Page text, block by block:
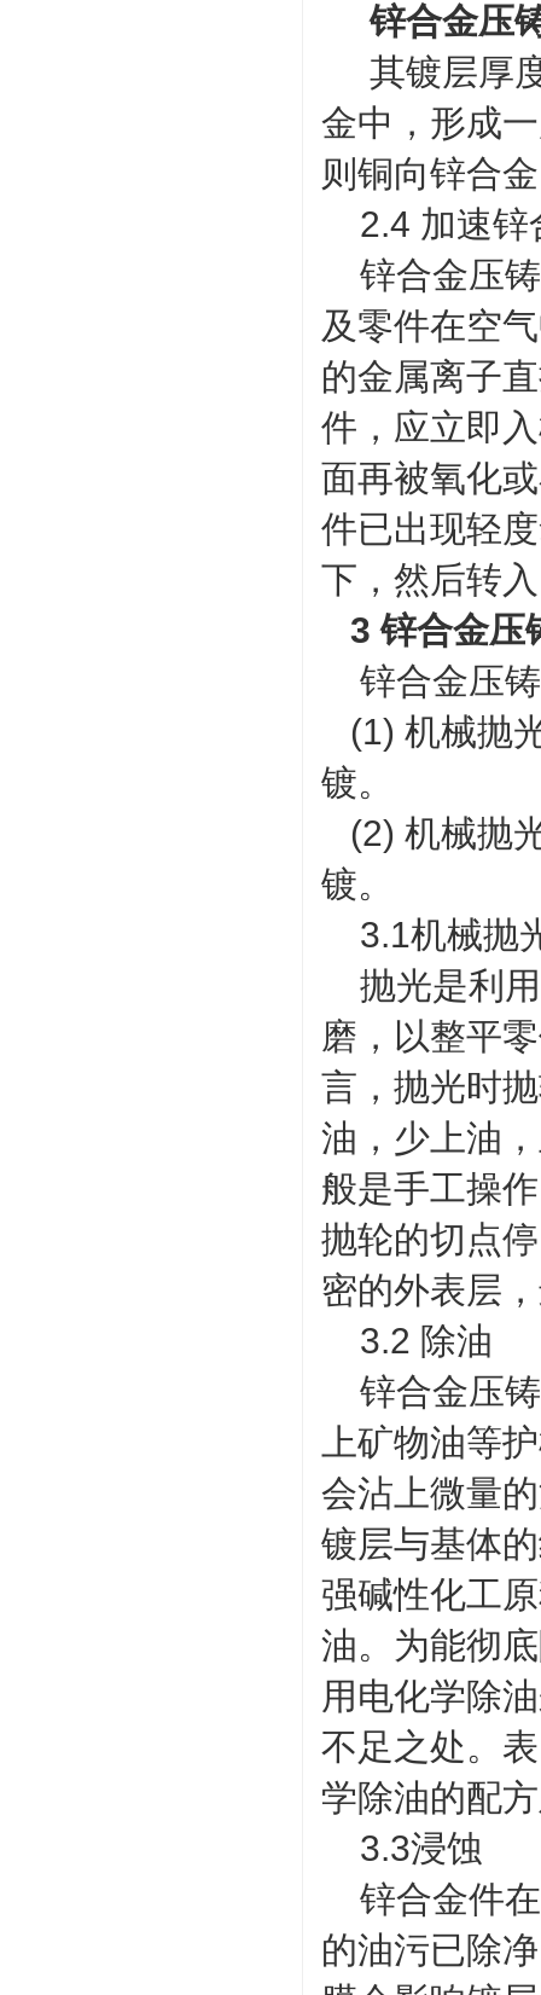
锌合金压
其镀层厚度
金中，形成
则铜向锌合
2.4 加速锌
锌合金压铸
及零件在空
的金属离子
件，应立即
面再被氧化
件已出现轻
下，然后转
3 锌合金压
锌合金压铸
(1) 机械抛
镀。
(2) 机械抛
镀。
3.1机械抛
抛光是利用
磨，以整平
言，抛光时
油，少上油
般是手工操
抛轮的切点
密的外表层
3.2 除油
锌合金压铸
上矿物油等
会沾上微量
镀层与基体
强碱性化工
油。为能彻
用电化学除
不足之处。
学除油的配
3.3浸蚀
锌合金件在
的油污已除